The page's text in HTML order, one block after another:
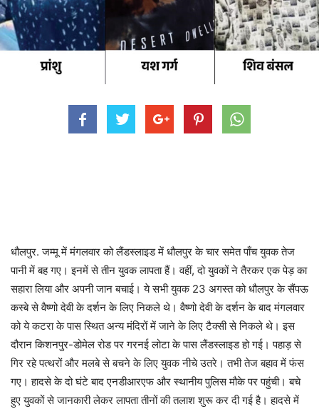
धौलपुर. जम्मू में मंगलवार को लैंडस्लाइड में धौलपुर के चार समेत पाँच युवक तेज
पानी में बह गए। इनमें से तीन युवक लापता हैं। वहीं, दो युवकों ने तैरकर एक पेड़ का
सहारा लिया और अपनी जान बचाई। ये सभी युवक 23 अगस्त को धौलपुर के सैंपऊ
कस्बे से वैष्णो देवी के दर्शन के लिए निकले थे। वैष्णो देवी के दर्शन के बाद मंगलवार
को ये कटरा के पास स्थित अन्य मंदिरों में जाने के लिए टैक्सी से निकले थे। इस
दौरान किशनपुर-डोमेल रोड पर गरनई लोटा के पास लैंडस्लाइड हो गई। पहाड़ से
गिर रहे पत्थरों और मलबे से बचने के लिए युवक नीचे उतरे। तभी तेज बहाव में फंस
गए। हादसे के दो घंटे बाद एनडीआरएफ और स्थानीय पुलिस मौके पर पहुंची। बचे
हुए युवकों से जानकारी लेकर लापता तीनों की तलाश शुरू कर दी गई है। हादसे में